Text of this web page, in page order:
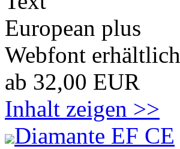
European plus
Webfont erhältlich
ab 32,00 EUR
Inhalt zeigen >>
Diamante EF CE